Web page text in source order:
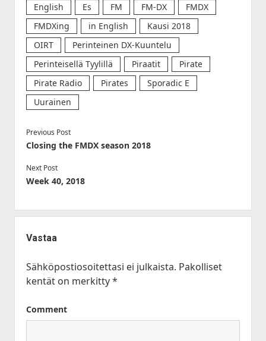
English
Es FM FM-DX
FMDX
FMDXing
in English
Kausi 2018
OIRT
Perinteinen DX-Kuuntelu
Perinteisellä Tyylillä
Piraatit
Pirate
Pirate Radio
Pirates
Sporadic E
Uurainen
Previous Post
Closing the FMDX season 2018
Next Post
Week 40, 2018
Vastaa
Sähköpostiosoitettasi ei julkaista. Pakolliset
kentät on merkitty*
Comment